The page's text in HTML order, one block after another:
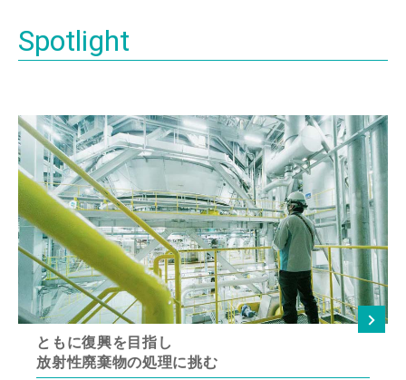
Spotlight
ともに復興を⽬指し
放射性廃棄物の処理に挑む